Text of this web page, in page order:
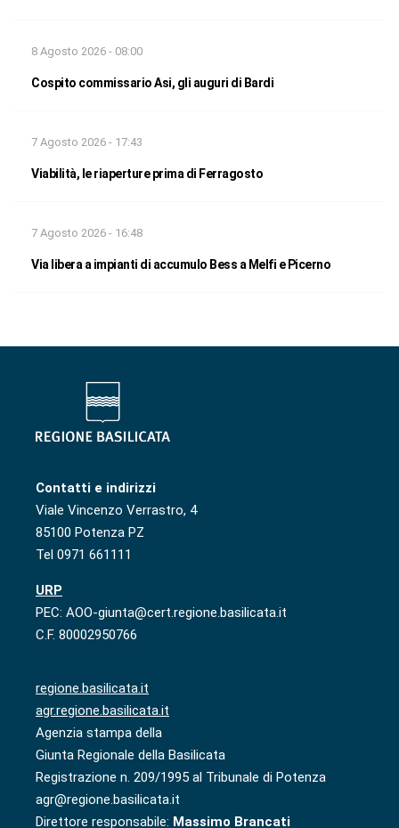
8 Agosto 2026 - 08:00
Cospito commissario Asi, gli auguri di Bardi
7 Agosto 2026 - 17:43
Viabilità, le riaperture prima di Ferragosto
7 Agosto 2026 - 16:48
Via libera a impianti di accumulo Bess a Melfi e Picerno
Contatti e indirizzi
Viale Vincenzo Verrastro, 4
85100 Potenza PZ
Tel 0971 661111
URP
PEC: AOO-giunta@cert.regione.basilicata.it
C.F. 80002950766
regione.basilicata.it
agr.regione.basilicata.it
Agenzia stampa della
Giunta Regionale della Basilicata
Registrazione n. 209/1995 al Tribunale di Potenza
agr@regione.basilicata.it
Direttore responsabile: Massimo Brancati